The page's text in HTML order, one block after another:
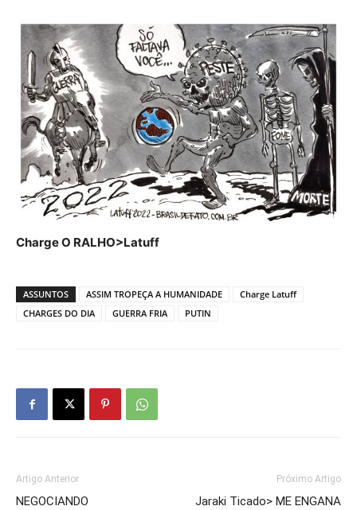
Charge O RALHO>Latuff
ASSUNTOS ASSIM TROPEÇA A HUMANIDADE
Charge Latuff
CHARGES DO DIA
GUERRA FRIA PUTIN
Artigo Anterior
NEGOCIANDO
Próximo Artigo
Jaraki Ticado> ME ENGANA